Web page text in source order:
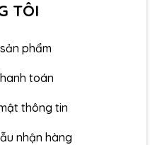
TÔI
phẩm
toán
thông tin
nhận hàng